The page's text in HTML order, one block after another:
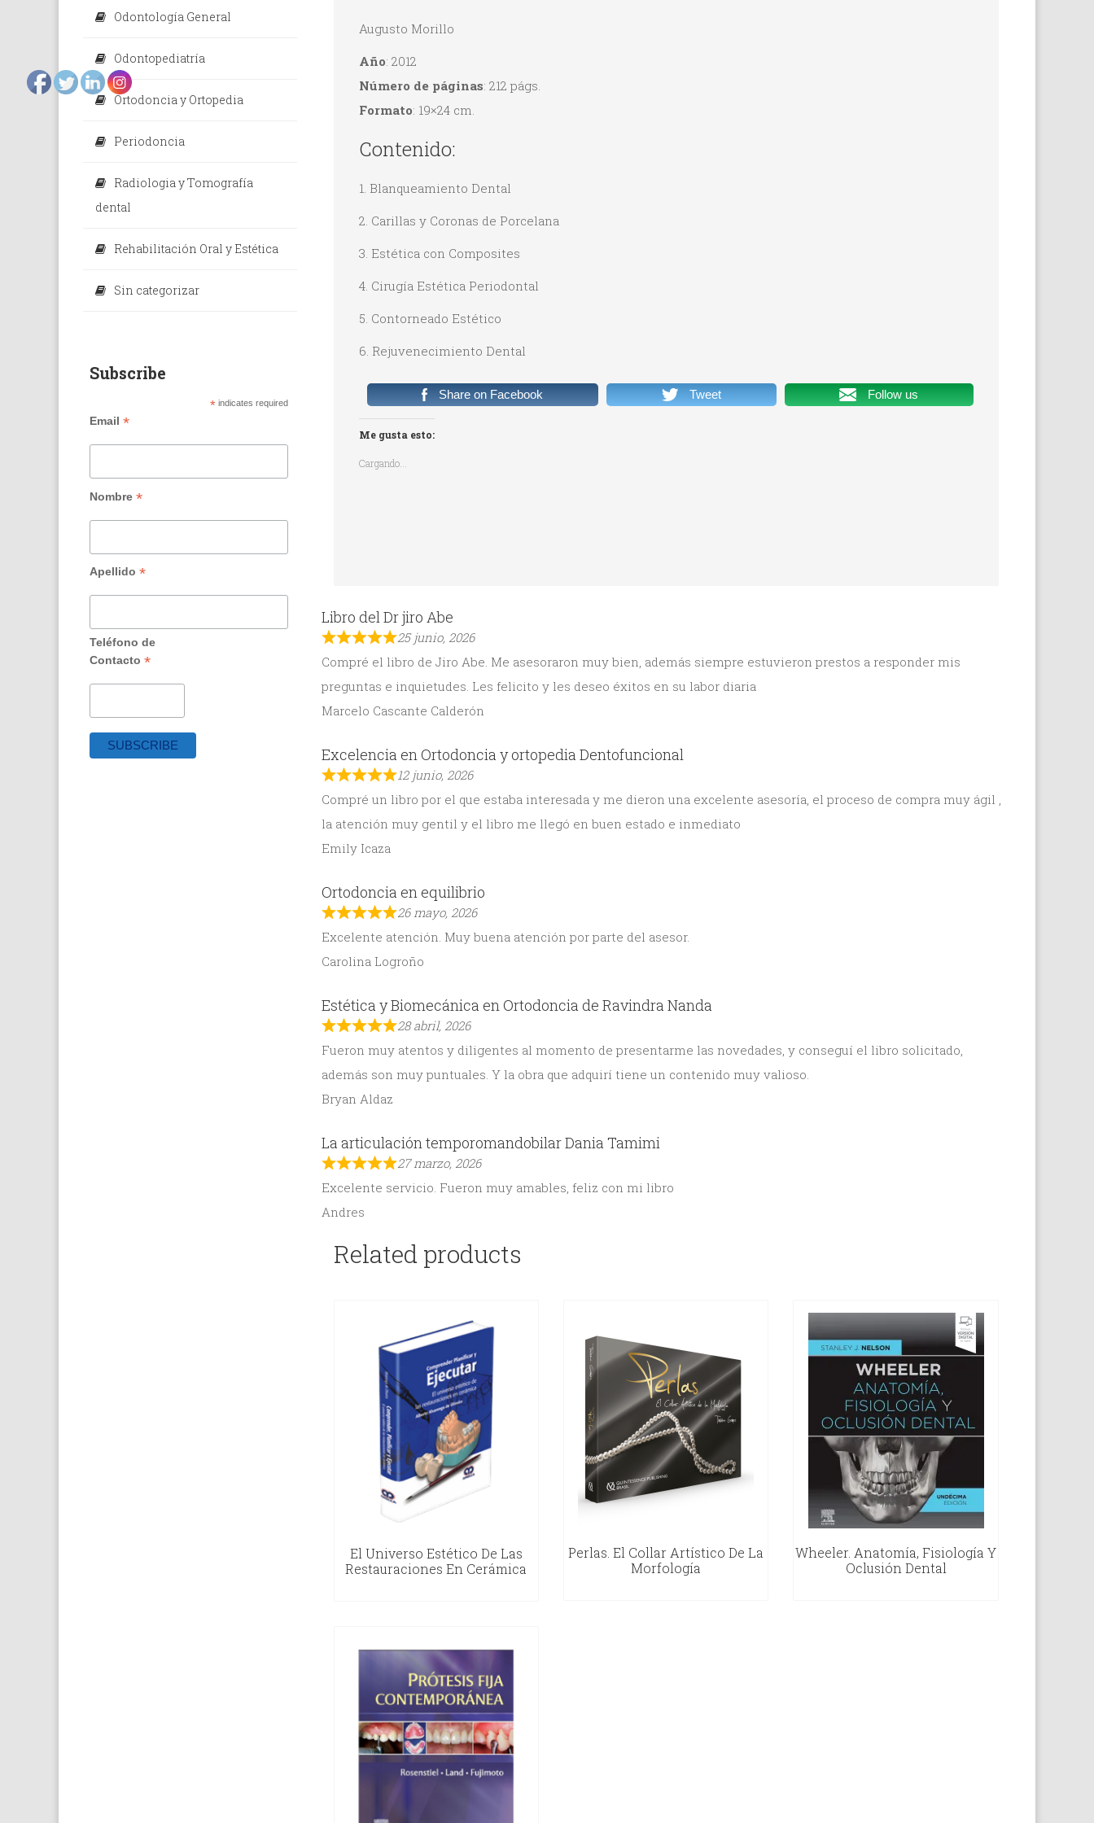
Augusto Morillo
Año: 2012
Número de páginas: 212 págs.
Formato: 19×24 cm.
Contenido:
1. Blanqueamiento Dental
2. Carillas y Coronas de Porcelana
3. Estética con Composites
4. Cirugía Estética Periodontal
5. Contorneado Estético
6. Rejuvenecimiento Dental
Share on Facebook Tweet Follow us
Me gusta esto:
Cargando...
Libro del Dr jiro Abe
25 junio, 2026
Compré el libro de Jiro Abe. Me asesoraron muy bien, además siempre estuvieron prestos a responder mis
preguntas e inquietudes. Les felicito y les deseo éxitos en su labor diaria
Marcelo Cascante Calderón
Excelencia en Ortodoncia y ortopedia Dentofuncional
12 junio, 2026
Compré un libro por el que estaba interesada y me dieron una excelente asesoría, el proceso de compra muy ágil ,
la atención muy gentil y el libro me llegó en buen estado e inmediato
Emily Icaza
Ortodoncia en equilibrio
26 mayo, 2026
Excelente atención. Muy buena atención por parte del asesor.
Carolina Logroño
Estética y Biomecánica en Ortodoncia de Ravindra Nanda
28 abril, 2026
Fueron muy atentos y diligentes al momento de presentarme las novedades, y conseguí el libro solicitado,
además son muy puntuales. Y la obra que adquirí tiene un contenido muy valioso.
Bryan Aldaz
La articulación temporomandobilar Dania Tamimi
27 marzo, 2026
Excelente servicio. Fueron muy amables, feliz con mi libro
Andres
Related products
El Universo Estético De Las
Restauraciones En Cerámica
Perlas. El Collar Artístico De La
Morfología
Wheeler. Anatomía, Fisiología Y
Oclusión Dental
Odontología General
Odontopediatría
Ortodoncia y Ortopedia
Periodoncia
Radiologia y Tomografía
dental
Rehabilitación Oral y Estética
Sin categorizar
Subscribe
* indicates required
Email *
Nombre *
Apellido *
Teléfono de
Contacto *